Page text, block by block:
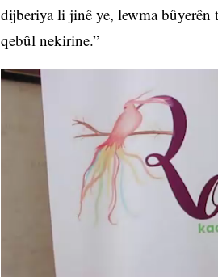
dijberiya li jinê ye, lewma
qebûl nekirine.”